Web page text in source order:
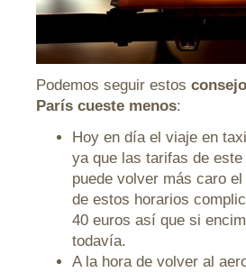
Podemos seguir estos
París cueste menos:
Hoy en día el viaje en
ya que las tarifas de
puede volver más caro
de estos horarios
40 euros así que si
todavía.
A la hora de volver al